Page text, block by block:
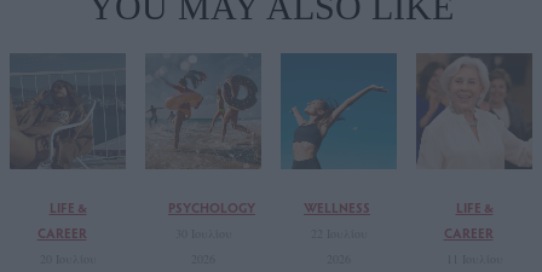
LIFE &
CAREER
PSYCHOLOGY WELLNESS
LIFE &
CAREER